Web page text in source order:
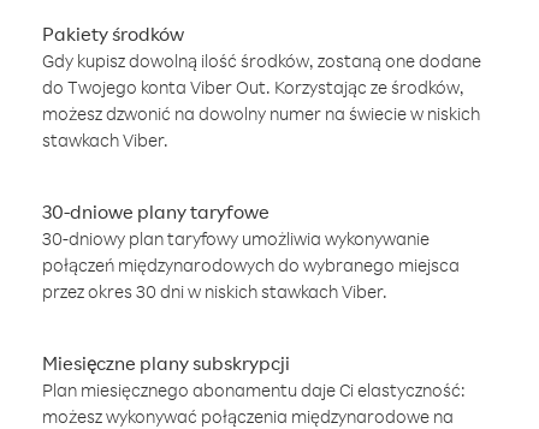
Pakiety środków
Gdy kupisz dowolną ilość środków, zostaną one dodane
do Twojego konta Viber Out. Korzystając ze środków,
możesz dzwonić na dowolny numer na świecie w niskich
stawkach Viber.
30-dniowe plany taryfowe
30-dniowy plan taryfowy umożliwia wykonywanie
połączeń międzynarodowych do wybranego miejsca
przez okres 30 dni w niskich stawkach Viber.
Miesięczne plany subskrypcji
Plan miesięcznego abonamentu daje Ci elastyczność:
możesz wykonywać połączenia międzynarodowe na